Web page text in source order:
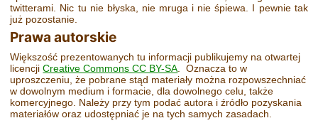
twitterami. Nic tu nie błyska, nie mruga i nie śpiewa. I pewnie tak
już pozostanie.
Prawa autorskie
Większość prezentowanych tu informacji publikujemy na otwartej
licencjiCreative Commons CC BY-SA. Oznacza to w
uproszczeniu, że pobrane stąd materiały można rozpowszechniać
w dowolnym medium i formacie, dla dowolnego celu, także
komercyjnego. Należy przy tym podać autora i źródło pozyskania
materiałów oraz udostępniać je na tych samych zasadach.